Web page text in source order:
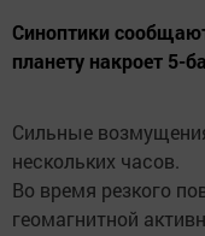
Синоптики
планету накроет 5-
Сильные
нескольких часов.
Во время резкого
геомагнитной